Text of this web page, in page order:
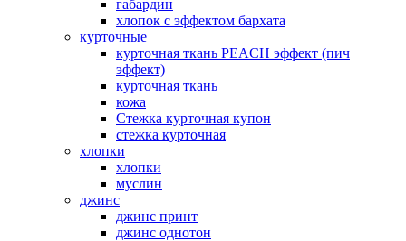
габардин
хлопок с эффектом бархата
курточные
курточная ткань PEACH эффект (пич
эффект)
курточная ткань
кожа
Стежка курточная купон
стежка курточная
хлопки
хлопки
муслин
джинс
джинс принт
джинс однотон